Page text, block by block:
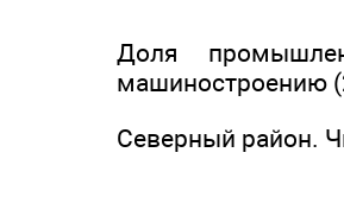
Доля
машиностроению
Северный район.